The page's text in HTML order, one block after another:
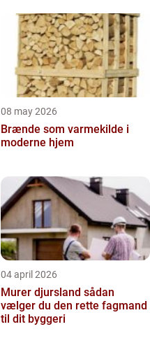
08 may 2026
Brænde som varmekilde i
moderne hjem
04 april 2026
Murer djursland sådan
vælger du den rette fagmand
til dit byggeri